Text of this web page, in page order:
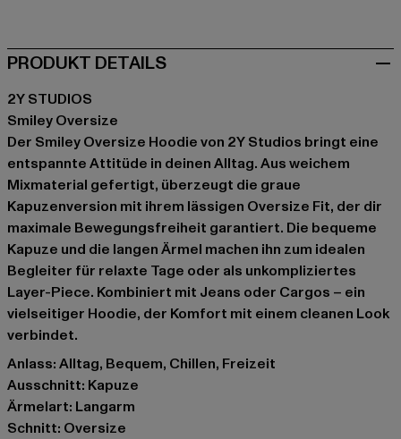
PRODUKT DETAILS
2Y STUDIOS
Smiley Oversize
Der Smiley Oversize Hoodie von 2Y Studios bringt eine
entspannte Attitüde in deinen Alltag. Aus weichem
Mixmaterial gefertigt, überzeugt die graue
Kapuzenversion mit ihrem lässigen Oversize Fit, der dir
maximale Bewegungsfreiheit garantiert. Die bequeme
Kapuze und die langen Ärmel machen ihn zum idealen
Begleiter für relaxte Tage oder als unkompliziertes
Layer-Piece. Kombiniert mit Jeans oder Cargos – ein
vielseitiger Hoodie, der Komfort mit einem cleanen Look
verbindet.
Anlass: Alltag, Bequem, Chillen, Freizeit
Ausschnitt: Kapuze
Ärmelart: Langarm
Schnitt: Oversize